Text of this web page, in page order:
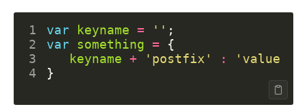
1 var keyname = '' ;
2
var something =
{
3
keyname + 'postfix' :
'value'
4
}